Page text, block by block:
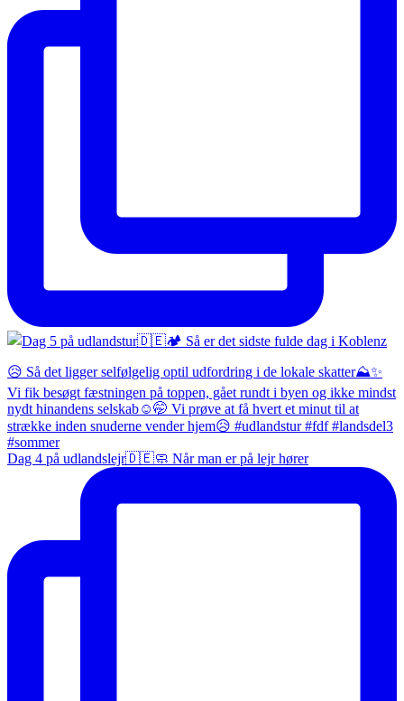
Dag 4 på udlandslejr🇩🇪🧼 Når man er på lejr hører